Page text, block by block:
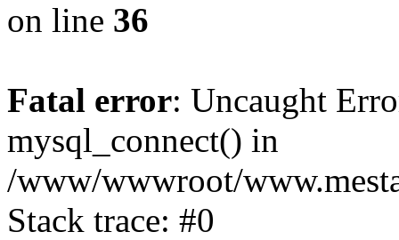
on line 36
Fatal error: Uncaught
mysql_connect() in
/www/wwwroot/
Stack trace: #0